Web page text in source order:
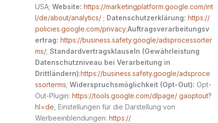
USA; Website: https://marketingplatform.google.com/int
l/de/about/analytics/ ; Datenschutzerklärung: https://
policies.google.com/privacy;Auftragsverarbeitungsv
ertrag: https://business.safety.google/adsprocessorter
ms/; Standardvertragsklauseln (Gewährleistung
Datenschutzniveau bei Verarbeitung in
Drittländern):https://business.safety.google/adsproce
ssorterms; Widerspruchsmöglichkeit (Opt-Out): Opt-
Out-Plugin: https://tools.google.com/dlpage/ gaoptout?
hl=de , Einstellungen für die Darstellung von
Werbeeinblendungen: https://